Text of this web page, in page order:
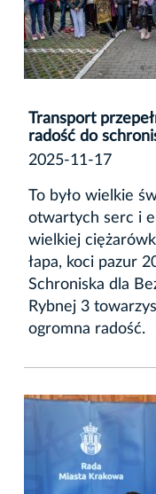
Transport
radość do
2025-11-17
To było wielkie
otwartych serc i
wielkiej
łapa, koci pazur
Schroniska dla
Rybnej 3
ogromna radość.